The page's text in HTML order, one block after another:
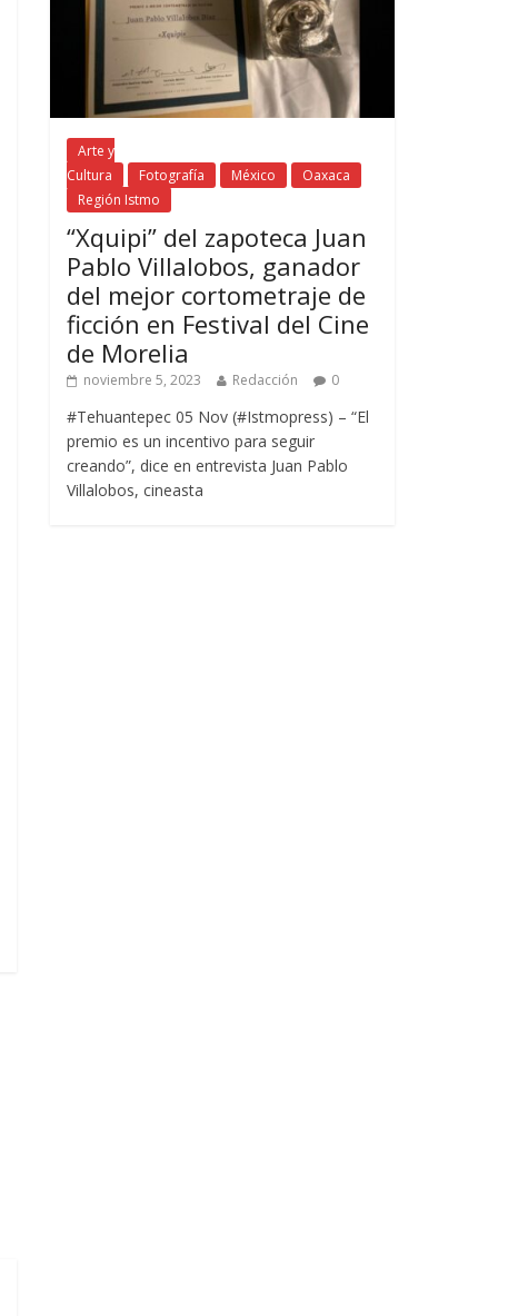
Arte y
Cultura
Fotografía México
Oaxaca
Región Istmo
“Xquipi” del zapoteca Juan
Pablo Villalobos, ganador
del mejor cortometraje de
ficción en Festival del Cine
de Morelia
noviembre 5, 2023 Redacción 0
#Tehuantepec 05 Nov (#Istmopress) – “El
premio es un incentivo para seguir
creando”, dice en entrevista Juan Pablo
Villalobos, cineasta